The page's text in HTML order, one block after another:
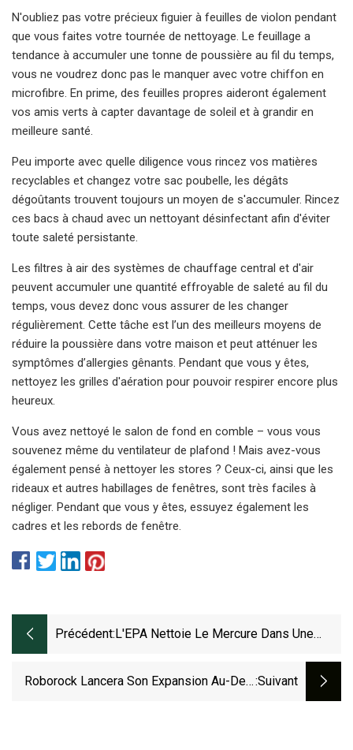
N'oubliez pas votre précieux figuier à feuilles de violon pendant
que vous faites votre tournée de nettoyage. Le feuillage a
tendance à accumuler une tonne de poussière au fil du temps,
vous ne voudrez donc pas le manquer avec votre chiffon en
microfibre. En prime, des feuilles propres aideront également
vos amis verts à capter davantage de soleil et à grandir en
meilleure santé.
Peu importe avec quelle diligence vous rincez vos matières
recyclables et changez votre sac poubelle, les dégâts
dégoûtants trouvent toujours un moyen de s'accumuler. Rincez
ces bacs à chaud avec un nettoyant désinfectant afin d'éviter
toute saleté persistante.
Les filtres à air des systèmes de chauffage central et d'air
peuvent accumuler une quantité effroyable de saleté au fil du
temps, vous devez donc vous assurer de les changer
régulièrement. Cette tâche est l’un des meilleurs moyens de
réduire la poussière dans votre maison et peut atténuer les
symptômes d’allergies gênants. Pendant que vous y êtes,
nettoyez les grilles d'aération pour pouvoir respirer encore plus
heureux.
Vous avez nettoyé le salon de fond en comble – vous vous
souvenez même du ventilateur de plafond ! Mais avez-vous
également pensé à nettoyer les stores ? Ceux-ci, ainsi que les
rideaux et autres habillages de fenêtres, sont très faciles à
négliger. Pendant que vous y êtes, essuyez également les
cadres et les rebords de fenêtre.
Précédent: L'EPA Nettoie Le Mercure Dans Une
Des Explosifs Ont Été Trouvés
Roborock Lancera Son Expansion Au-Delà:suivant